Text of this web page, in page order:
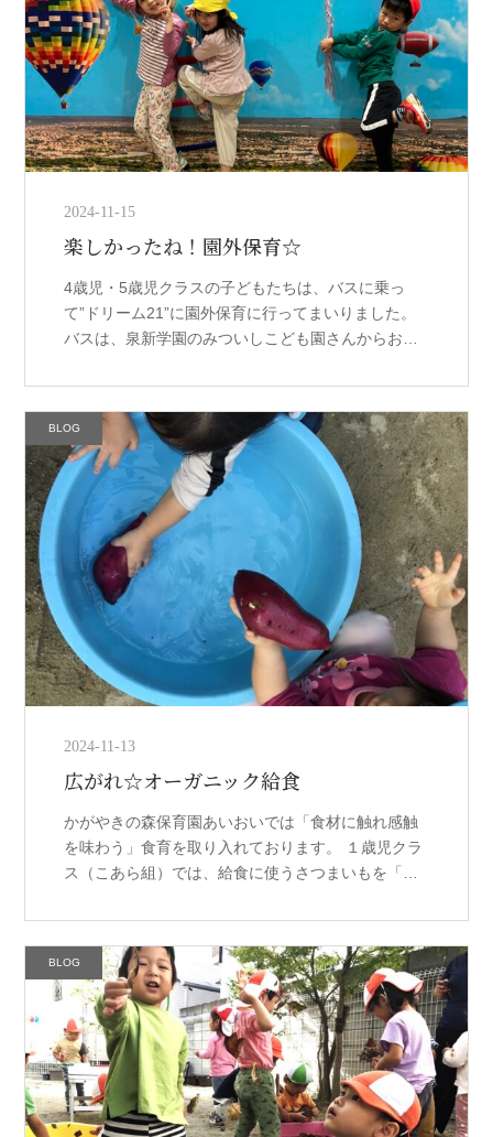
2024-11-15
楽しかったね！園外保育☆
4歳児・5歳児クラスの子どもたちは、バスに乗っ
て”ドリーム21”に園外保育に行ってまいりました。
バスは、泉新学園のみついしこども園さんからお借
あっという間に東大阪市にあ […]
2024-11-13
BLOG
広がれ☆オーガニック給食
かがやきの森保育園あいおいでは「食材に触れ感触
を味わう」食育を取り入れております。 １歳児クラ
ス（こあら組）では、給食に使うさつまいもを「洗
察したり、匂いを嗅いでみたりと、 […]
BLOG